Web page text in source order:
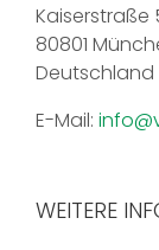
Kaiserstraße
80801
Deutschland
E-Mail:
WEITERE